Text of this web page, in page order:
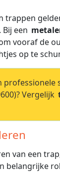
trappen
een
vooraf de
op te
professionele
Vergelijk
van een
belangrijke